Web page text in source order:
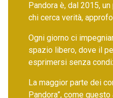
Pandora è, dal 2015,
chi cerca verità,
Ogni giorno ci
spazio libero, dove il
esprimersi senza
La maggior parte dei
Pandora”, come